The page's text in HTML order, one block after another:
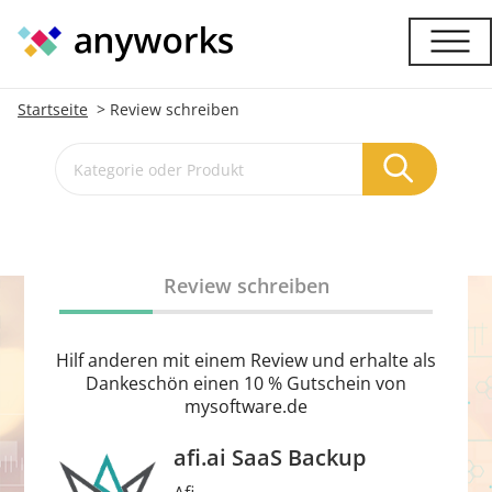
Startseite Review schreiben
Review schreiben
Hilf anderen mit einem Review und erhalte als
Dankeschön einen 10 % Gutschein von
mysoftware.de
afi.ai SaaS Backup